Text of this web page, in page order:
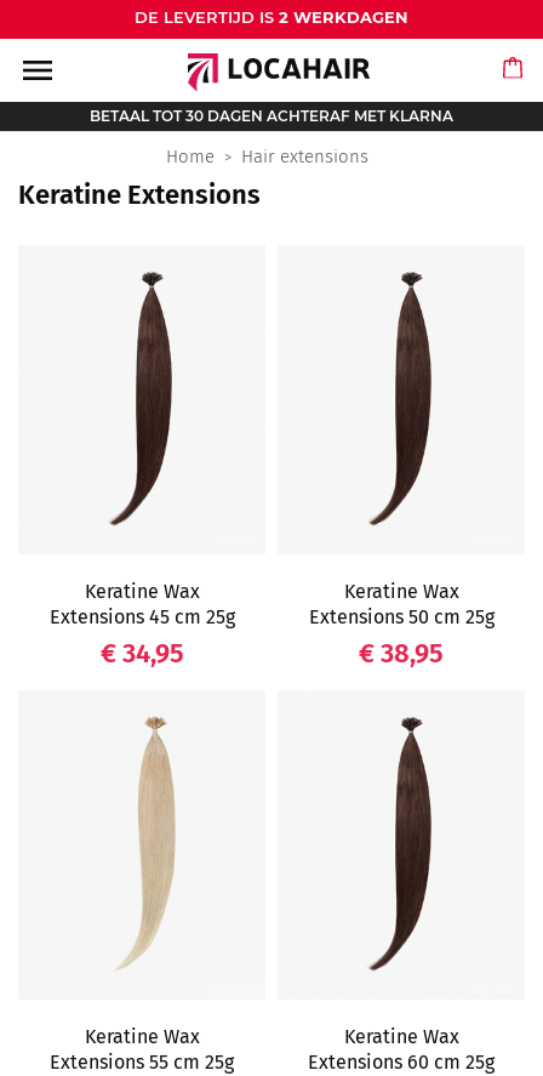
DE LEVERTIJD IS 2 WERKDAGEN
menu
BETAAL TOT 30 DAGEN ACHTERAF MET KLARNA
Home Hair extensions
Keratine Extensions
Keratine Wax
Extensions 45 cm 25g
Prijs
€ 34,95
Keratine Wax
Extensions 50 cm 25g
Prijs
€ 38,95
Keratine Wax
Extensions 55 cm 25g
Keratine Wax
Extensions 60 cm 25g